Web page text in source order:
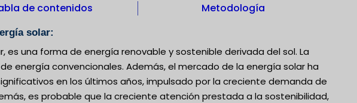
de contenidos Metodología
solar:
una forma de energía renovable y sostenible derivada del sol. La
energía convencionales. Además, el mercado de la energía solar ha
en los últimos años, impulsado por la creciente demanda de
es probable que la creciente atención prestada a la sostenibilidad,